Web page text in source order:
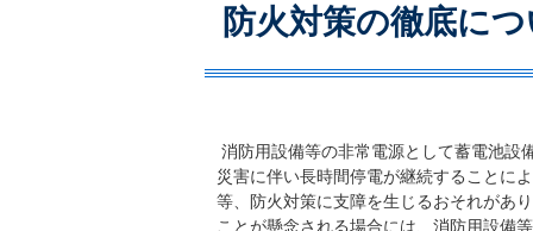
防火対策の徹底に
消防用設備等の非常電源として蓄電池設
災害に伴い長時間停電が継続することに
等、防火対策に支障を生じるおそれがあ
ことが懸念される場合には、消防用設備